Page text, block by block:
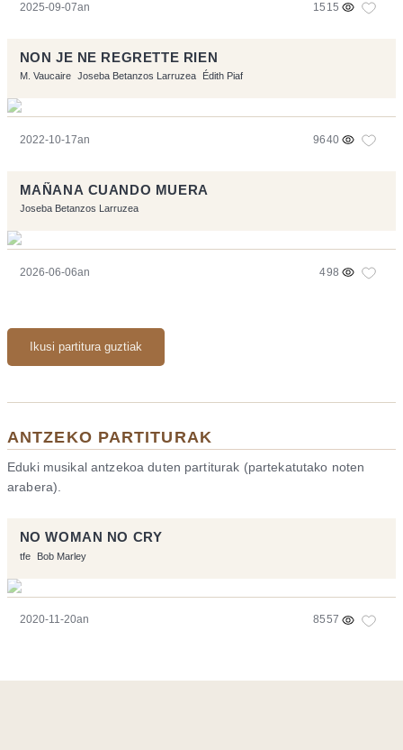
2025-09-07an 1515
NON JE NE REGRETTE RIEN
M. Vaucaire Joseba Betanzos Larruzea Édith Piaf
2022-10-17an 9640
MAÑANA CUANDO MUERA
Joseba Betanzos Larruzea
2026-06-06an 498
Ikusi partitura guztiak
ANTZEKO PARTITURAK
Eduki musikal antzekoa duten partiturak (partekatutako noten
arabera).
NO WOMAN NO CRY
tfe Bob Marley
2020-11-20an 8557